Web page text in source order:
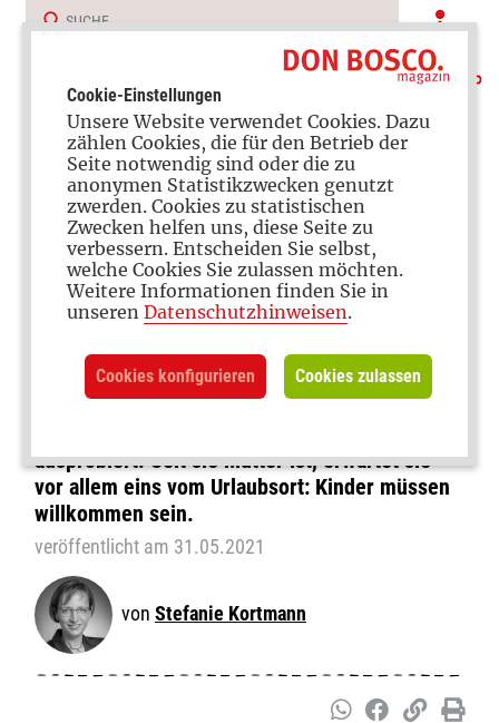
Auszeit
Urlaub mit Kind
Vom 5-Sterne-Hotel bis zum Jugendcamp, von
der Fahrradtour bis zum Pauschalurlaub –
ausprobiert. Seit sie Mutter ist, erwartet sie
vor allem eins vom Urlaubsort: Kinder müssen
willkommen sein.
veröffentlicht am 31.05.2021
Stefanie Kortmann
Cookie-Einstellungen
Unsere Website verwendet Cookies. Dazu
zählen Cookies, die für den Betrieb der
Seite notwendig sind oder die zu
anonymen Statistikzwecken genutzt
zwerden. Cookies zu statistischen
Zwecken helfen uns, diese Seite zu
verbessern. Entscheiden Sie selbst,
welche Cookies Sie zulassen möchten.
Weitere Informationen finden Sie in
unseren Datenschutzhinweisen.
Cookies konfigurieren Cookies zulassen